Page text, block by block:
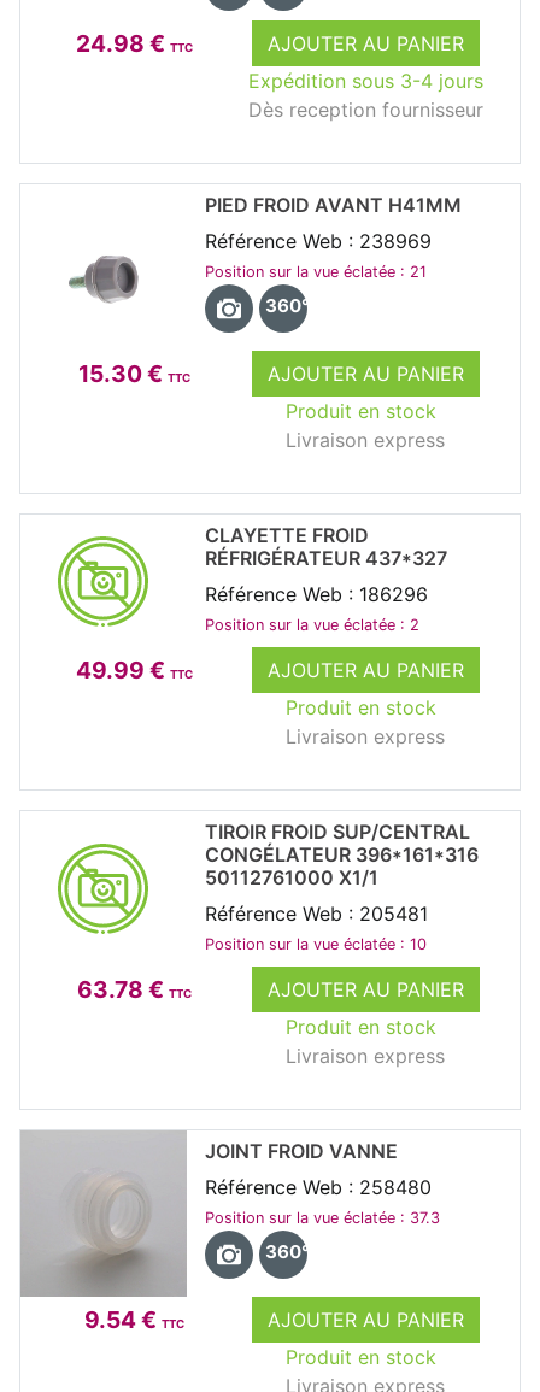
24.98 € TTC
AJOUTER AU PANIER
Expédition sous 3-4 jours
Dès reception fournisseur
15.30 € TTC
AJOUTER AU PANIER
Produit en stock
Livraison express
PIED FROID AVANT H41MM
Référence Web : 238969
Position sur la vue éclatée : 21
360°
49.99 € TTC
AJOUTER AU PANIER
Produit en stock
Livraison express
CLAYETTE FROID
RÉFRIGÉRATEUR 437*327
Référence Web : 186296
Position sur la vue éclatée : 2
63.78 € TTC
AJOUTER AU PANIER
Produit en stock
Livraison express
TIROIR FROID SUP/CENTRAL
CONGÉLATEUR 396*161*316
50112761000 X1/1
Référence Web : 205481
Position sur la vue éclatée : 10
9.54 € TTC
AJOUTER AU PANIER
Produit en stock
Livraison express
JOINT FROID VANNE
Référence Web : 258480
Position sur la vue éclatée : 37.3
360°